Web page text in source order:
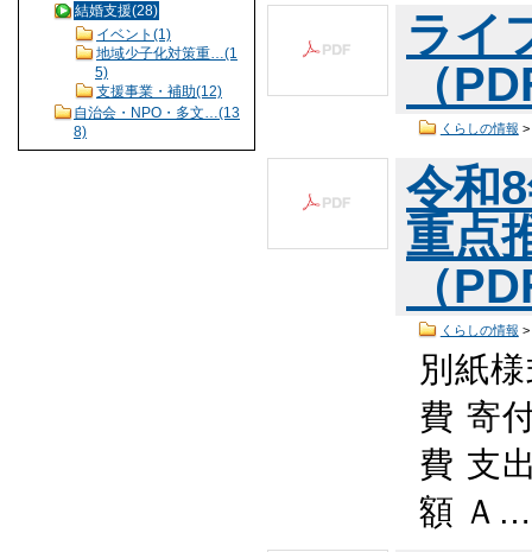
結婚支援(28)
イベント(1)
地域少子化対策重…(1
5)
支援事業・補助(12)
自治会・NPO・多文…(13
8)
ライ
（
くらしの情報 >
令和
重点
（
くらしの情報 >
別紙
費 寄
費 支
額 Ａ…